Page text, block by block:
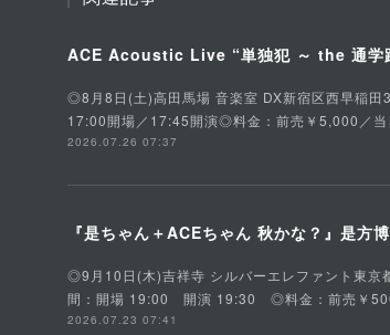
ACE Acoustic Live “単独犯 ～ the 通
◎8月8日(土)高田馬場 音楽室 DX新宿区西早稲
17:00開場／17:45開演◎料金：前売￥5,000／
2026.07.26 07:37
『是ちゃん＋ACEちゃん 秋かな？』
◎9月10日(木)吉祥寺 シルバーエレファント東
間：開場 19:00 開演 19:30 ◎料金：前売￥
2026.07.23 07:41